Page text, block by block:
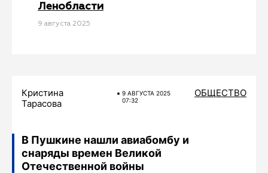
Ленобласти
9 августа 2025
Кристина
Тарасова
9 АВГУСТА 2025
07:32
ОБЩЕСТВО
В Пушкине нашли авиабомбу и
снаряды времен Великой
Отечественной войны